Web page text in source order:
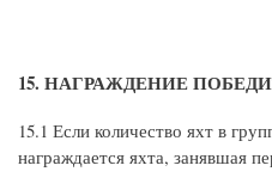
15. НАГРАЖДЕНИЕ
15.1 Если количество яхт в
награждается яхта, занявшая